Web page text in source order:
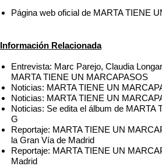
Página web oficial de MARTA TIENE
Información Relacionada
Entrevista: Marc Parejo, Claudia
MARTA TIENE UN MARCAPASOS
Noticias: MARTA TIENE UN
Noticias: MARTA TIENE UN
Noticias: Se edita el álbum de
G
Reportaje: MARTA TIENE UN
la Gran Vía de Madrid
Reportaje: MARTA TIENE UN
Madrid